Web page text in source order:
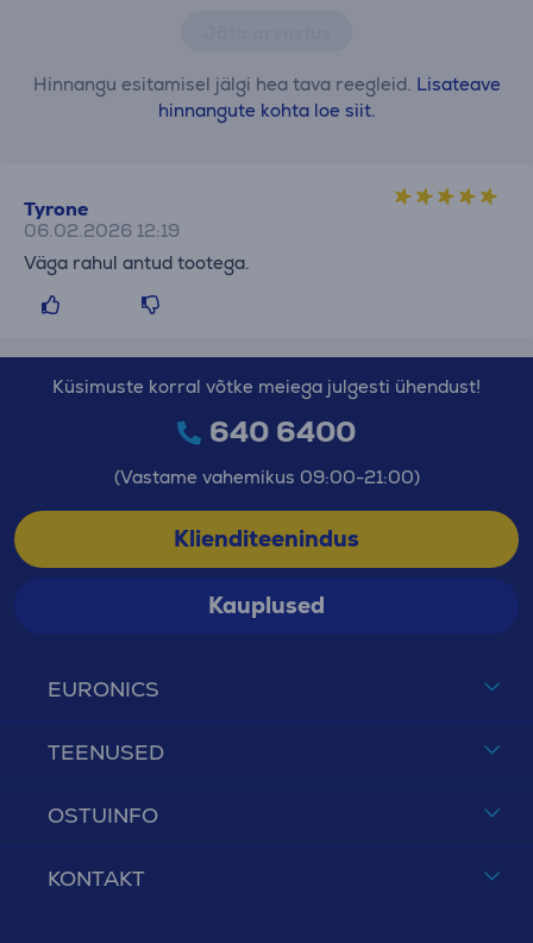
Hinnangu esitamisel jälgi hea tava reegleid. Lisateave
hinnangute kohta loe siit.
Tyrone
06.02.2026 12:19
Väga rahul antud tootega.
EURONICS
TEENUSED
OSTUINFO
KONTAKT
Küsimuste korral võtke meiega julgesti ühendust!
640 6400
(Vastame vahemikus 09:00-21:00)
Klienditeenindus
Kauplused